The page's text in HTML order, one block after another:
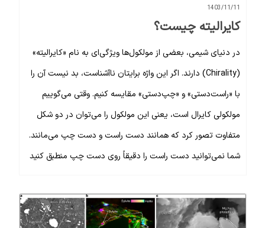
1403/11/11
کایرالیته چیست؟
در دنیای شیمی، بعضی از مولکول‌ها ویژگی‌ای به نام «کایرالیته»
(Chirality) دارند. اگر این واژه برایتان ناآشناست، بد نیست آن را
با «راست‌دستی» و «چپ‌دستی» مقایسه کنیم. وقتی می‌گوییم
مولکولی کایرال است، یعنی این مولکول را می‌توان در دو شکل
متفاوت تصور کرد که همانند دست راست و دست چپ می‌مانند.
شما نمی‌توانید دست راست را دقیقاً روی دست چپ منطبق کنید